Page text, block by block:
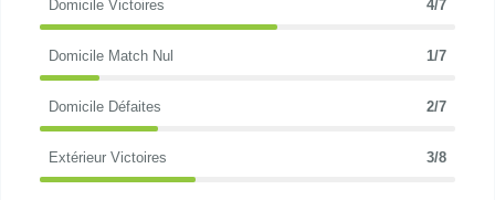
Domicile Victoires 4/7
Domicile Match Nul 1/7
Domicile Défaites 2/7
Extérieur Victoires 3/8